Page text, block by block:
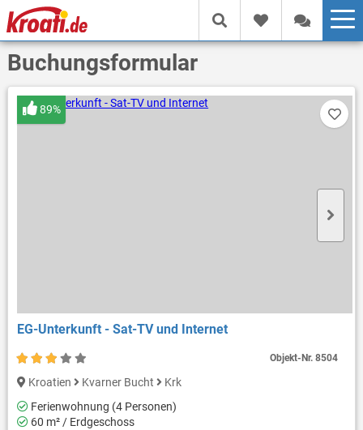
Buchungsformular
EG-Unterkunft - Sat-TV und Internet
89%
Kroatien Kvarner Bucht
Krk
Ferienwohnung (4 Personen)
60 m² / Erdgeschoss
Objekt-Nr. 8504